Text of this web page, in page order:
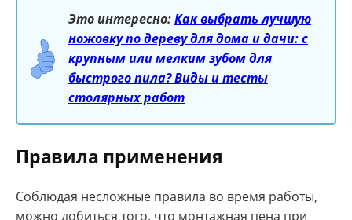
Это интересно:Как выбрать лучшую
ножовку по дереву для дома и дачи: с
крупным или мелким зубом для
быстрого пила? Виды и тесты
столярных работ
Правила применения
Соблюдая несложные правила во время работы,
можно добиться того, что монтажная пена при